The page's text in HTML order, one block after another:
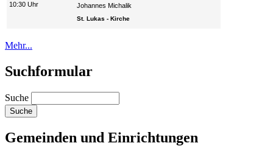
10:30 Uhr
Johannes Michalik
St. Lukas - Kirche
Mehr...
Suchformular
Suche
Gemeinden und Einrichtungen